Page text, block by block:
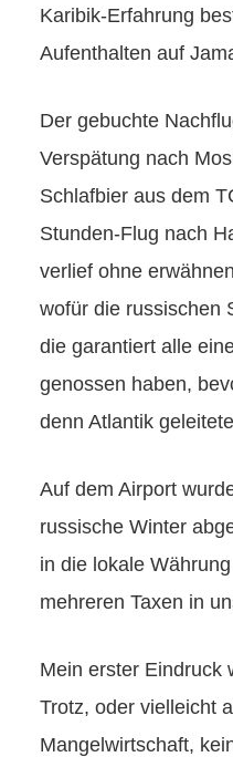
Karibik-Erfahrung
Aufenthalten auf
Der gebuchte
Verspätung nach
Schlafbier aus dem
Stunden-Flug nach
verlief ohne
wofür die russischen
die garantiert alle
genossen haben,
denn Atlantik
Auf dem Airport
russische Winter
in die lokale
mehreren Taxen in
Mein erster Eindruck
Trotz, oder vielleicht
Mangelwirtschaft,